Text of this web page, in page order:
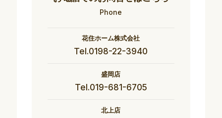
Phone
花住ホーム株式会社
Tel.0198-22-3940
盛岡店
Tel.019-681-6705
北上店